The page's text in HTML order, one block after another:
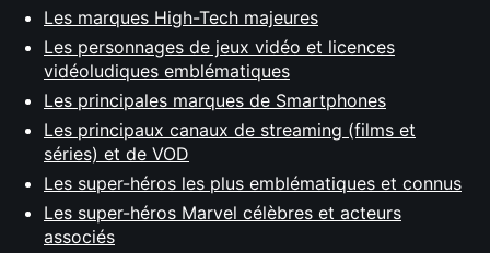
Les marques High-Tech majeures
Les personnages de jeux vidéo et licences
vidéoludiques emblématiques
Les principales marques de Smartphones
Les principaux canaux de streaming (films et
séries) et de VOD
Les super-héros les plus emblématiques et connus
Les super-héros Marvel célèbres et acteurs
associés